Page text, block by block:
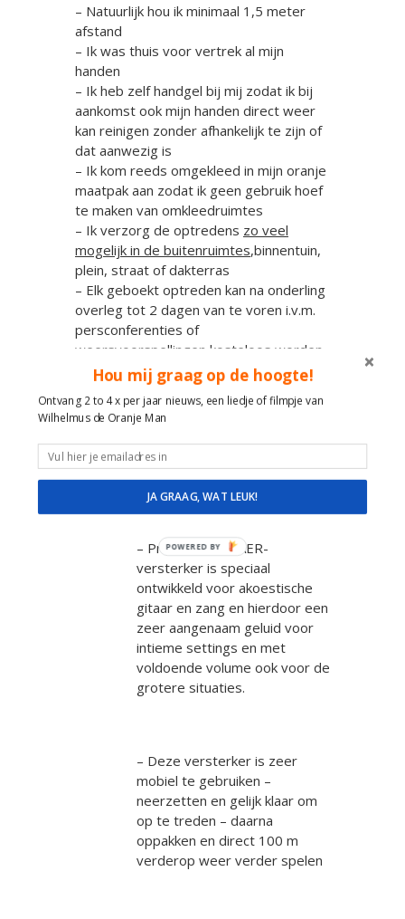
– Natuurlijk hou ik minimaal 1,5 meter
afstand
– Ik was thuis voor vertrek al mijn
handen
– Ik heb zelf handgel bij mij zodat ik bij
aankomst ook mijn handen direct weer
kan reinigen zonder afhankelijk te zijn of
dat aanwezig is
– Ik kom reeds omgekleed in mijn oranje
maatpak aan zodat ik geen gebruik hoef
te maken van omkleedruimtes
– Ik verzorg de optredens zo veel
mogelijk in de buitenruimtes,binnentuin,
plein, straat of dakterras
– Elk geboekt optreden kan na onderling
overleg tot 2 dagen van te voren i.v.m.
persconferenties of
weersvoorspellingen kosteloos worden
verzet.
Ik heb speciaal voor deze buiten –
binnentuin optredens een mobiele
versterker gebouwd compleet met
zenders
– Professionele AER-
versterker is speciaal
ontwikkeld voor akoestische
gitaar en zang en hierdoor een
zeer aangenaam geluid voor
intieme settings en met
voldoende volume ook voor de
grotere situaties.
– Deze versterker is zeer
mobiel te gebruiken –
neerzetten en gelijk klaar om
op te treden – daarna
oppakken en direct 100 m
verderop weer verder spelen
Hou mij graag op de hoogte!
Ontvang 2 to 4 x per jaar nieuws, een liedje of filmpje van
Wilhelmus de Oranje Man
JA GRAAG, WAT LEUK!
POWERED BY